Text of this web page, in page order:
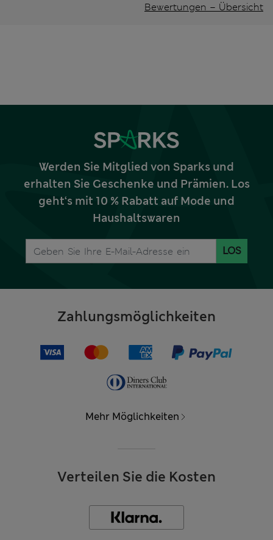
Bewertungen – Übersicht
Werden Sie Mitglied von Sparks und
erhalten Sie Geschenke und Prämien. Los
geht‘s mit 10 % Rabatt auf Mode und
Haushaltswaren
LOS
Zahlungsmöglichkeiten
Mehr Möglichkeiten
Verteilen Sie die Kosten